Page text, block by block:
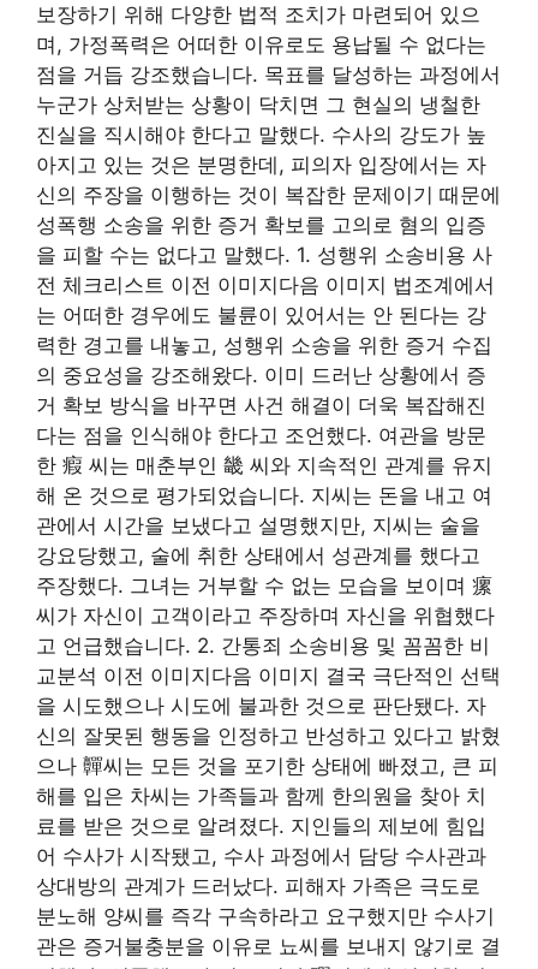
보장하기 위해 다양한 법적 조치가 마련되어 있으
며, 가정폭력은 어떠한 이유로도 용납될 수 없다는
점을 거듭 강조했습니다. 목표를 달성하는 과정에서
누군가 상처받는 상황이 닥치면 그 현실의 냉철한
진실을 직시해야 한다고 말했다. 수사의 강도가 높
아지고 있는 것은 분명한데, 피의자 입장에서는 자
신의 주장을 이행하는 것이 복잡한 문제이기 때문에
성폭행 소송을 위한 증거 확보를 고의로 혐의 입증
을 피할 수는 없다고 말했다. 1. 성행위 소송비용 사
전 체크리스트 이전 이미지다음 이미지 법조계에서
는 어떠한 경우에도 불륜이 있어서는 안 된다는 강
력한 경고를 내놓고, 성행위 소송을 위한 증거 수집
의 중요성을 강조해왔다. 이미 드러난 상황에서 증
거 확보 방식을 바꾸면 사건 해결이 더욱 복잡해진
다는 점을 인식해야 한다고 조언했다. 여관을 방문
한 瘕 씨는 매춘부인 畿 씨와 지속적인 관계를 유지
해 온 것으로 평가되었습니다. 지씨는 돈을 내고 여
관에서 시간을 보냈다고 설명했지만, 지씨는 술을
강요당했고, 술에 취한 상태에서 성관계를 했다고
주장했다. 그녀는 거부할 수 없는 모습을 보이며 瘰
씨가 자신이 고객이라고 주장하며 자신을 위협했다
고 언급했습니다. 2. 간통죄 소송비용 및 꼼꼼한 비
교분석 이전 이미지다음 이미지 결국 극단적인 선택
을 시도했으나 시도에 불과한 것으로 판단됐다. 자
신의 잘못된 행동을 인정하고 반성하고 있다고 밝혔
으나 䯬씨는 모든 것을 포기한 상태에 빠졌고, 큰 피
해를 입은 차씨는 가족들과 함께 한의원을 찾아 치
료를 받은 것으로 알려졌다. 지인들의 제보에 힘입
어 수사가 시작됐고, 수사 과정에서 담당 수사관과
상대방의 관계가 드러났다. 피해자 가족은 극도로
분노해 양씨를 즉각 구속하라고 요구했지만 수사기
관은 증거불충분을 이유로 뇨씨를 보내지 않기로 결